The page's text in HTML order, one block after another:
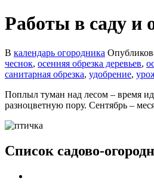
Работы в саду и
В календарь огородника
чеснок, осенняя обрезка деревьев,
санитарная обрезка, удобрение,
Поплыл туман над лесом – время
разноцветную пору. Сентябрь –
Список садово-